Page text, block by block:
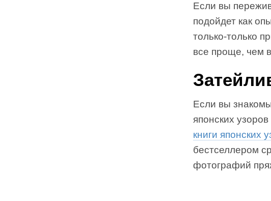
Если вы
подойдет как
только-только
все проще, чем
Если вы
японских
книги японских
бестселлером
фотографий